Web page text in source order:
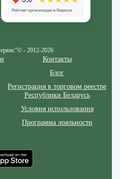
- 2012-2026
Контакты
Блог
Регистрация в торговом реестре
Республики Беларусь
Условия использования
Программа лояльности